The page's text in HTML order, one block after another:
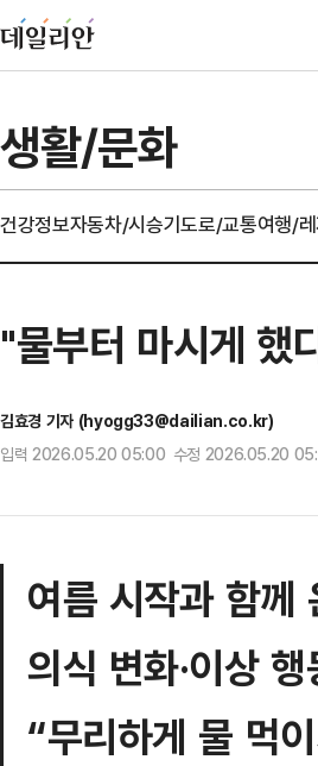
생활/문화
건강정보자동차/시승기도로/교통여행/
"물부터 마시게 했
김효경 기자 (hyogg33@dailian.co.kr)
입력 2026.05.20 05:00 수정 2026.05.20
여름 시작과 함께
의식 변화·이상
“무리하게 물 먹